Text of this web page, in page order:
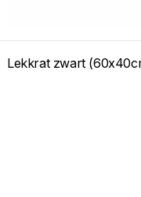
Lekkrat zwart